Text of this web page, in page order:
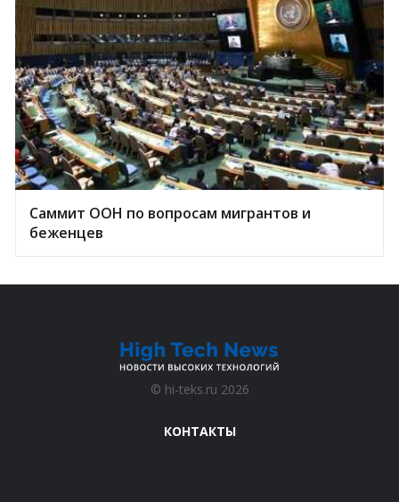
Саммит ООН по вопросам мигрантов и
беженцев
© hi-teks.ru 2026
КОНТАКТЫ